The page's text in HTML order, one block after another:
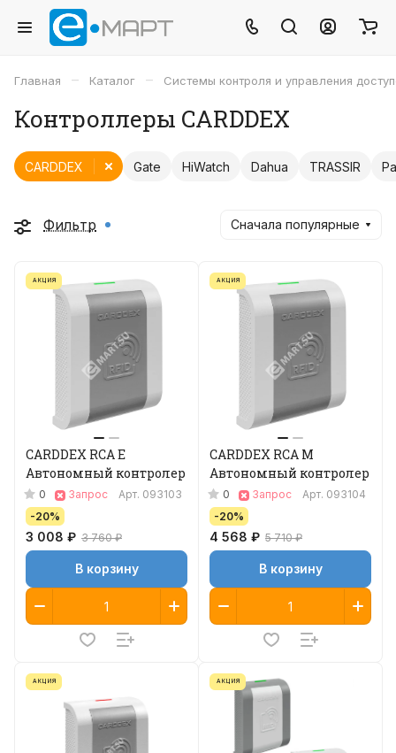
Главная – Каталог – Системы контроля и управления
Контроллеры CARDDEX
Gate HiWatch Dahua TRASSIR
CARDDEX
Фильтр Сначала популярные
АКЦИЯ
CARDDEX RCA E
Автономный контролер
0 Запрос Арт. 093103
-20%
3 008 ₽ 3 760 ₽
В корзину
АКЦИЯ
CARDDEX RCA M
Автономный контролер
0 Запрос Арт. 093104
-20%
4 568 ₽ 5 710 ₽
В корзину
АКЦИЯ АКЦИЯ